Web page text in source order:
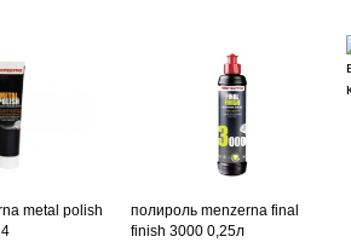
metal polish
полироль menzerna final
finish 3000 0,25л